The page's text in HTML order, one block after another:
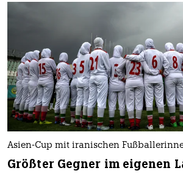
Asien-Cup mit iranischen
Größter Gegner im eigenen